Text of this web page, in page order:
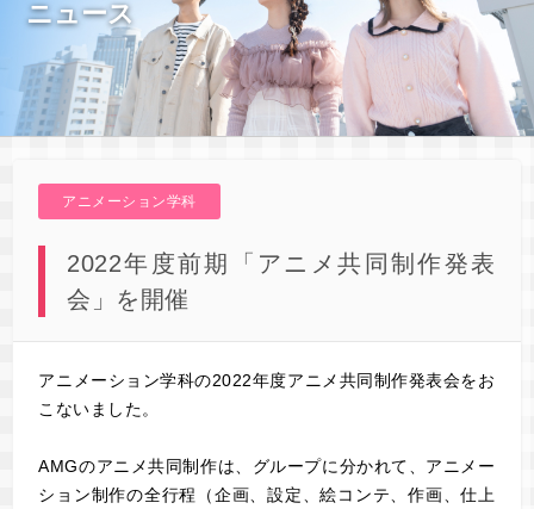
ニュース
アニメーション学科
2022年度前期「アニメ共同制作発表
会」を開催
アニメーション学科の2022年度アニメ共同制作発表会をお
こないました。
AMGのアニメ共同制作は、グループに分かれて、アニメー
ション制作の全行程（企画、設定、絵コンテ、作画、仕上